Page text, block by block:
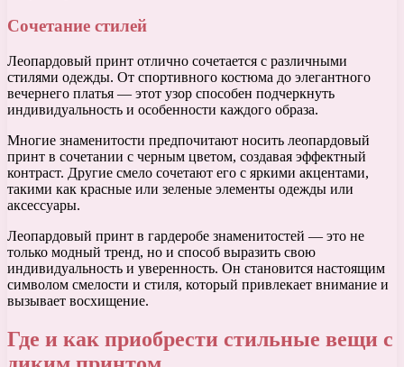
Сочетание стилей
Леопардовый принт отлично сочетается с различными
стилями одежды. От спортивного костюма до элегантного
вечернего платья — этот узор способен подчеркнуть
индивидуальность и особенности каждого образа.
Многие знаменитости предпочитают носить леопардовый
принт в сочетании с черным цветом, создавая эффектный
контраст. Другие смело сочетают его с яркими акцентами,
такими как красные или зеленые элементы одежды или
аксессуары.
Леопардовый принт в гардеробе знаменитостей — это не
только модный тренд, но и способ выразить свою
индивидуальность и уверенность. Он становится настоящим
символом смелости и стиля, который привлекает внимание и
вызывает восхищение.
Где и как приобрести стильные вещи с